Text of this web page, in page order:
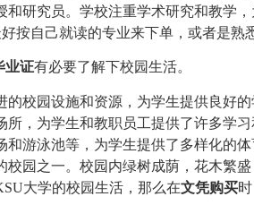
和研究员。学校注重学术研究和教学
按自己就读的专业来下单，或者是熟
业证有必要了解下校园生活。
的校园设施和资源，为学生提供良好
所，为学生和教职员工提供了许多学
和游泳池等，为学生提供了多样化的
校园之一。校园内绿树成荫，花木繁
大学的校园生活，那么在文凭购买